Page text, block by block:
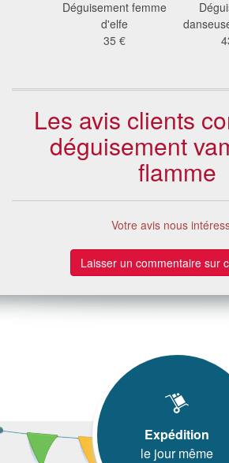
Déguisement femme
d'elfe
35 €
Les avis clients
déguisement
flamme
Votre avis nous
Laisser un commentaire sur
Expédition
le jour même